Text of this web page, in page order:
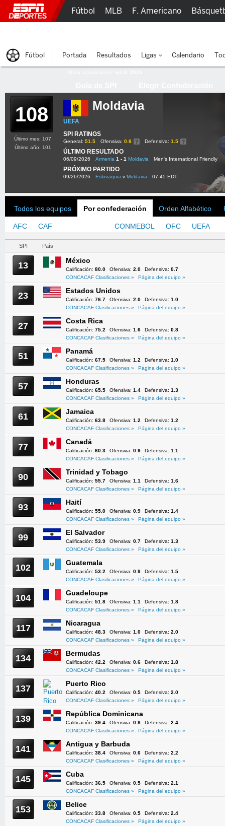
108 Moldavia
UEFA
SPI RATINGS
General: 51.5 Ofensiva: 0.8 Defensiva: 1.5
ÚLTIMO RESULTADO
06/09/2026 Armenia 1 - 1 Moldavia Men's International Friendly
PRÓXIMO PARTIDO
09/26/2026 Eslovaquia v Moldavia 07:45 EDT
Último mes: 107
Último año: 101
Todos los equipos Por confederación Orden Alfabético
AFC CAF CONMEBOL OFC UEFA
SPI País
13 México
Calificación: 80.0 Ofensiva: 2.0 Defensiva: 0.7
CONCACAF Clasificaciones »
Página del equipo »
23 Estados Unidos
Calificación: 76.7 Ofensiva: 2.0 Defensiva: 1.0
CONCACAF Clasificaciones »
Página del equipo »
27 Costa Rica
Calificación: 75.2 Ofensiva: 1.6 Defensiva: 0.8
CONCACAF Clasificaciones »
Página del equipo »
51 Panamá
Calificación: 67.5 Ofensiva: 1.2 Defensiva: 1.0
CONCACAF Clasificaciones »
Página del equipo »
57 Honduras
Calificación: 65.5 Ofensiva: 1.4 Defensiva: 1.3
CONCACAF Clasificaciones »
Página del equipo »
61 Jamaica
Calificación: 63.8 Ofensiva: 1.2 Defensiva: 1.2
CONCACAF Clasificaciones »
Página del equipo »
77 Canadá
Calificación: 60.3 Ofensiva: 0.9 Defensiva: 1.1
CONCACAF Clasificaciones »
Página del equipo »
90 Trinidad y Tobago
Calificación: 55.7 Ofensiva: 1.1 Defensiva: 1.6
CONCACAF Clasificaciones »
Página del equipo »
93 Haití
Calificación: 55.0 Ofensiva: 0.9 Defensiva: 1.4
CONCACAF Clasificaciones »
Página del equipo »
99 El Salvador
Calificación: 53.9 Ofensiva: 0.7 Defensiva: 1.3
CONCACAF Clasificaciones »
Página del equipo »
102 Guatemala
Calificación: 53.2 Ofensiva: 0.9 Defensiva: 1.5
CONCACAF Clasificaciones »
Página del equipo »
104 Guadeloupe
Calificación: 51.8 Ofensiva: 1.1 Defensiva: 1.8
CONCACAF Clasificaciones »
Página del equipo »
117 Nicaragua
Calificación: 48.3 Ofensiva: 1.0 Defensiva: 2.0
CONCACAF Clasificaciones »
Página del equipo »
134 Bermudas
Calificación: 42.2 Ofensiva: 0.6 Defensiva: 1.8
CONCACAF Clasificaciones »
Página del equipo »
137 Puerto Rico
Calificación: 40.2 Ofensiva: 0.5 Defensiva: 2.0
CONCACAF Clasificaciones »
Página del equipo »
139 República Dominicana
Calificación: 39.4 Ofensiva: 0.8 Defensiva: 2.4
CONCACAF Clasificaciones »
Página del equipo »
141 Antigua y Barbuda
Calificación: 38.4 Ofensiva: 0.6 Defensiva: 2.2
CONCACAF Clasificaciones »
Página del equipo »
145 Cuba
Calificación: 36.5 Ofensiva: 0.5 Defensiva: 2.1
CONCACAF Clasificaciones »
Página del equipo »
153 Belice
Calificación: 33.8 Ofensiva: 0.5 Defensiva: 2.4
CONCACAF Clasificaciones »
Página del equipo »
Fútbol MLB F. Americano
Fútbol Portada Resultados Ligas Calendario